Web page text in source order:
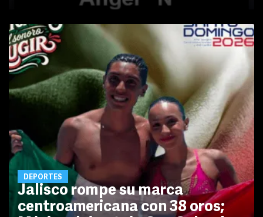
DEPORTES
Jalisco rompe su marca
centroamericana con 38 oros;